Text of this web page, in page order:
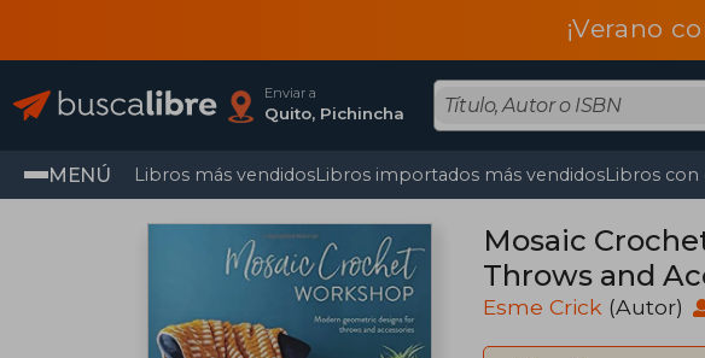
¡Verano
Enviar a
Quito, Pichincha
MENÚ Libros más vendidosLibros importados más vendidosLibros con
Mosaic
Throws and
Esme Crick (Autor)